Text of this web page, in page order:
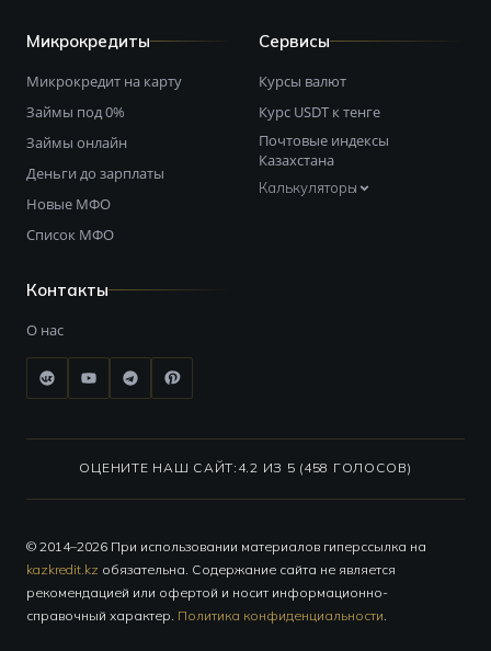
Микрокредиты
Микрокредит на карту
Займы под 0%
Займы онлайн
Деньги до зарплаты
Новые МФО
Список МФО
Сервисы
Курсы валют
Курс USDT к тенге
Почтовые индексы
Казахстана
Калькуляторы
Контакты
О нас
ОЦЕНИТЕ НАШ САЙТ: 4.2 ИЗ 5 (458 ГОЛОСОВ)
© 2014–2026 При использовании материалов гиперссылка на
kazkredit.kz обязательна. Содержание сайта не является
рекомендацией или офертой и носит информационно-
справочный характер. Политика конфиденциальности.